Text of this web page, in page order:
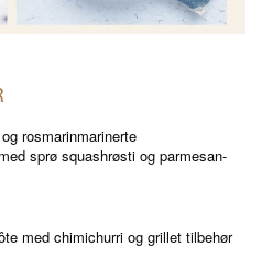
rosmarinmarinerte
sprø squashrøsti og parmesan-
med chimichurri og grillet tilbehør